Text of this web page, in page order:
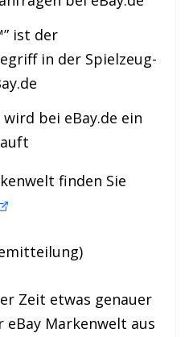
ist der
in der Spielzeug-
bei eBay.de ein
finden Sie
Zeit etwas genauer
eBay Markenwelt aus